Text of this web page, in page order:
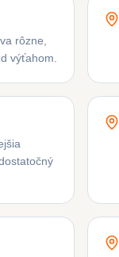
rôzne,
výťahom.